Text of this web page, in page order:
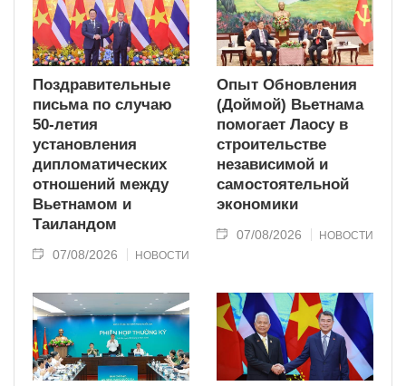
Поздравительные
письма по случаю
50-летия
установления
дипломатических
отношений между
Вьетнамом и
Таиландом
07/08/2026 НОВОСТИ
Опыт Обновления
(Доймой) Вьетнама
помогает Лаосу в
строительстве
независимой и
самостоятельной
экономики
07/08/2026 НОВОСТИ